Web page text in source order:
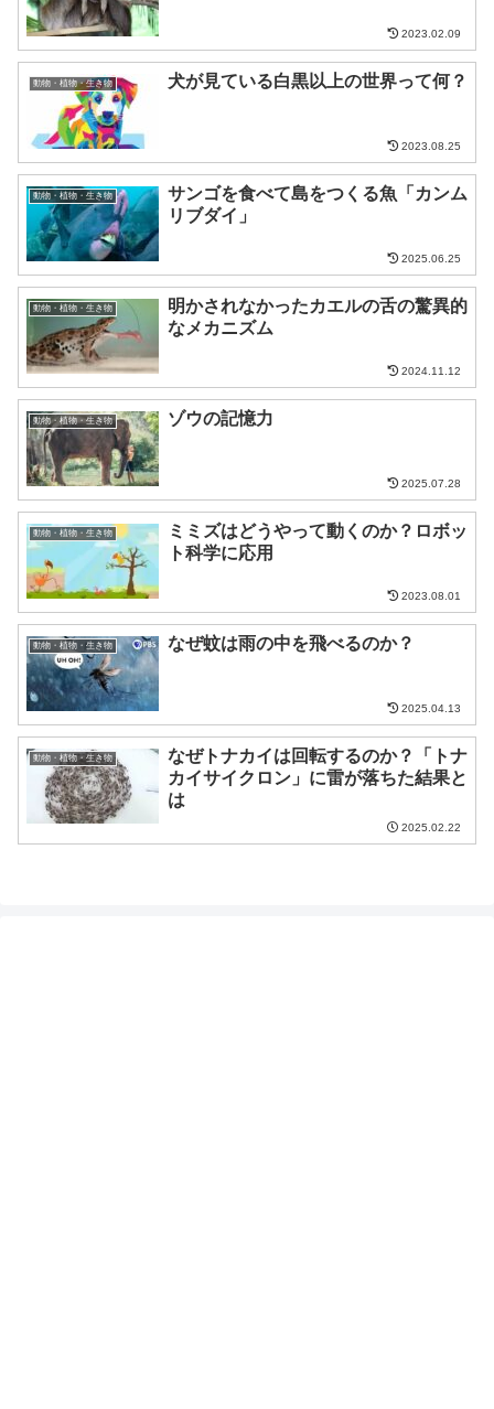
2023.02.09
動物・植物・生き物 犬が見ている白黒以上の世界って何？
2023.08.25
動物・植物・生き物
サンゴを食べて島をつくる魚「カンム
リブダイ」
2025.06.25
動物・植物・生き物
明かされなかったカエルの舌の驚異的
なメカニズム
2024.11.12
動物・植物・生き物 ゾウの記憶力
2025.07.28
動物・植物・生き物
ミミズはどうやって動くのか？ロボッ
ト科学に応用
2023.08.01
動物・植物・生き物 なぜ蚊は雨の中を飛べるのか？
2025.04.13
動物・植物・生き物
なぜトナカイは回転するのか？「トナ
カイサイクロン」に雷が落ちた結果と
は
2025.02.22